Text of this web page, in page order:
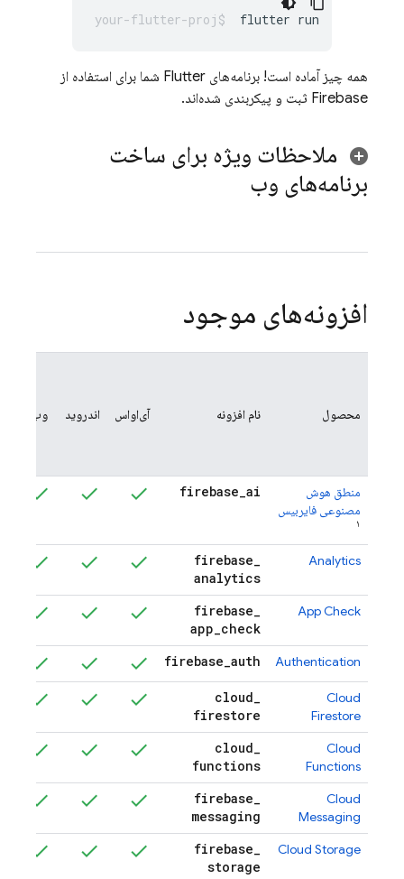
flutter
همه چیز آماده است! برنامه‌های Flutter شما برای استفاده از
Firebase ثبت و پیکربندی شده‌اند.
ملاحظات ویژه برای ساخت
برنامه‌های وب
افزونه‌های موجود
محصول نام افزونه آی‌او‌اس اندروید وب
منطق هوش
مصنوعی فایربیس
۱
firebase_ai
Analytics
firebase_
analytics
App Check
firebase_
app_check
Authentication
firebase_auth
Cloud
Firestore
cloud_
firestore
Cloud
Functions
cloud_
functions
Cloud
Messaging
firebase_
messaging
Cloud Storage
firebase_
storage